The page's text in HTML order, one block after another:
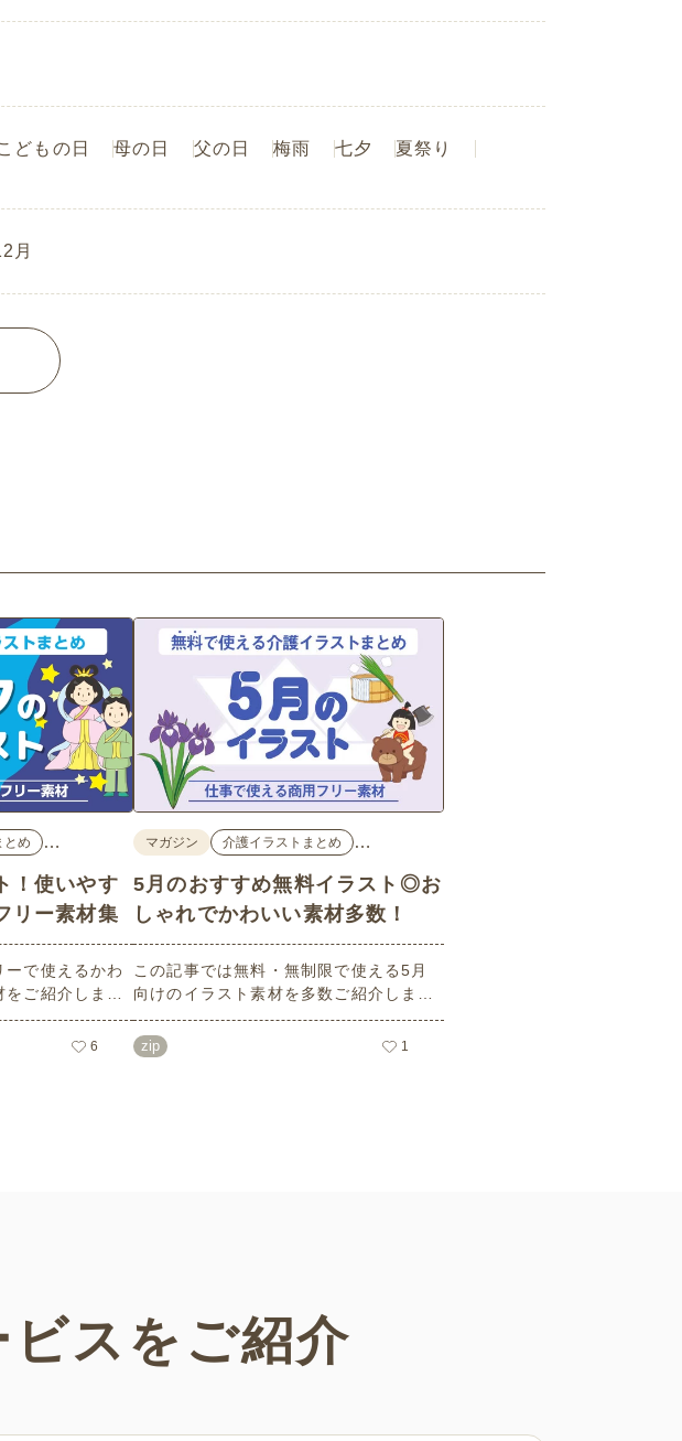
どもの日 母の日 父の日 梅雨 七夕
夏祭り
月
とめ …
！使いやす
リー素材集
で使えるかわ
ご紹介しま
レート、飾り文
材など多種多
校や会社、老
6
マガジン 介護イラストまとめ …
5月のおすすめ無料イラスト◎お
しゃれでかわいい素材多数！
この記事では無料・無制限で使える5月
向けのイラスト素材を多数ご紹介しま
す。商用フリーの可愛くておしゃれなイ
ラスト素材が多数！こどもの日（端午の
節句）や母の日などの5月ならではのイ
zip 1
ビスをご紹介